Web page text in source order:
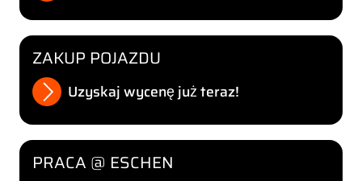
ZAKUP POJAZDU
Uzyskaj wycenę już teraz!
PRACA @ ESCHEN